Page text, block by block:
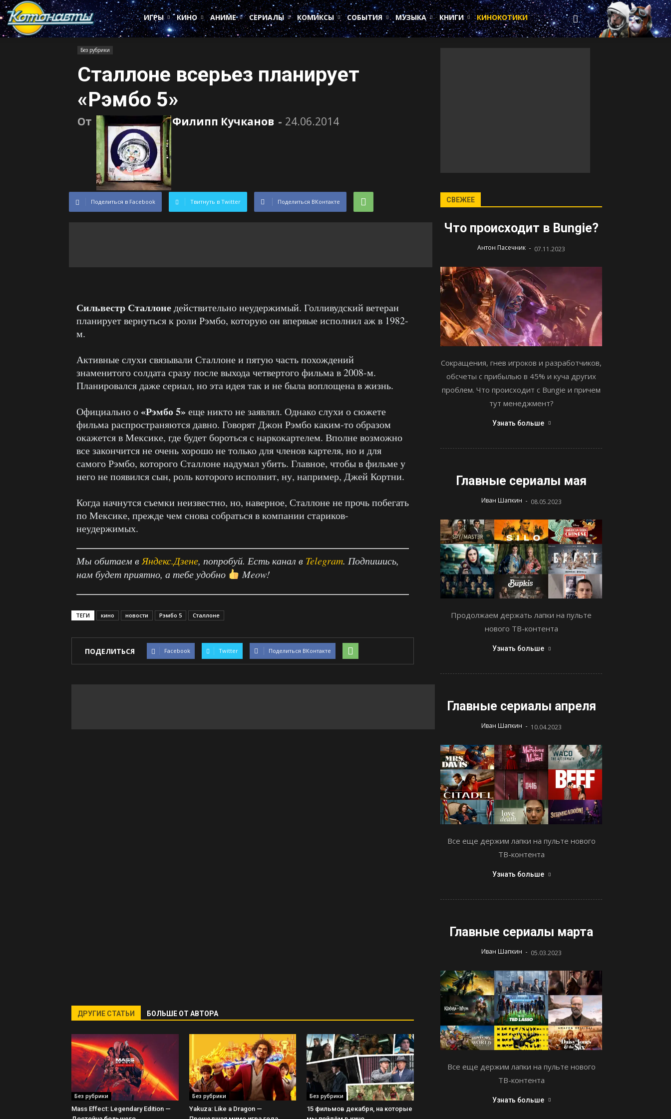
Котонавты
ИГРЫ
КИНО АНИМЕ СЕРИАЛЫ КОМИКСЫ СОБЫТИЯ МУЗЫКА КНИГИ КИНОКОТИКИ
Без рубрики
Сталлоне всерьез планирует
«Рэмбо 5»
От Филипп Кучканов - 24.06.2014
Поделиться в Facebook Твитнуть в Twitter Поделиться ВКонтакте
Сильвестр Сталлонедействительно неудержимый. Голливудский ветеран
планирует вернуться к роли Рэмбо, которую он впервые исполнил аж в 1982-
м.
Активные слухи связывали Сталлоне и пятую часть похождений
знаменитого солдата сразу после выхода четвертого фильма в 2008-м.
Планировался даже сериал, но эта идея так и не была воплощена в жизнь.
Официально о«Рэмбо 5»еще никто не заявлял. Однако слухи о сюжете
фильма распространяются давно. Говорят Джон Рэмбо каким-то образом
окажется в Мексике, где будет бороться с наркокартелем. Вполне возможно
все закончится не очень хорошо не только для членов картеля, но и для
самого Рэмбо, которого Сталлоне надумал убить. Главное, чтобы в фильме у
него не появился сын, роль которого исполнит, ну, например, Джей Кортни.
Когда начнутся съемки неизвестно, но, наверное, Сталлоне не прочь побегать
по Мексике, прежде чем снова собраться в компании стариков-
неудержимых.
Мы обитаем в Яндекс.Дзене, попробуй. Есть канал в Telegram. Подпишись,
нам будет приятно, а тебе удобно
Meow!
ТЕГИ кино новости Рэмбо 5 Сталлоне
ПОДЕЛИТЬСЯ Facebook Twitter Поделиться ВКонтакте
ДРУГИЕ СТАТЬИ БОЛЬШЕ ОТ АВТОРА
Без рубрики
Mass Effect: Legendary Edition —
Без рубрики
Yakuza: Like a Dragon —
Без рубрики
15 фильмов декабря, на которые
СВЕЖЕЕ
Что происходит в Bungie?
Антон Пасечник - 07.11.2023
Сокращения, гнев игроков и разработчиков,
обсчеты с прибылью в 45% и куча других
проблем. Что происходит с Bungie и причем
тут менеджмент?
Узнать больше
Главные сериалы мая
Иван Шапкин - 08.05.2023
Продолжаем держать лапки на пульте
нового ТВ-контента
Узнать больше
Главные сериалы апреля
Иван Шапкин - 10.04.2023
Все еще держим лапки на пульте нового
ТВ-контента
Узнать больше
Главные сериалы марта
Иван Шапкин - 05.03.2023
Все еще держим лапки на пульте нового
ТВ-контента
Узнать больше